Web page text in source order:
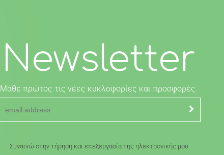
Newsletter
Μάθε πρώτος τις νέες κυκλοφορίες και προσφορές.
Συναινώ στην τήρηση και επεξεργασία της ηλεκτρονικής μου